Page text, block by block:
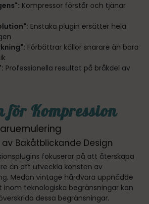
Kompressor förstår och tjänar
Enstaka plugin ersätter hela
Förbättrar källor snarare än bara
Professionella resultat på bråkdel av
för Kompression
Bakåtblickande Design
fokuserar på att återskapa
än att utveckla konsten av
Medan vintage hårdvara uppnådde
teknologiska begränsningar kan
dessa begränsningar.